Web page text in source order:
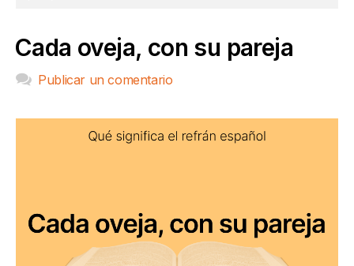
Cada oveja, con su pareja
Publicar un comentario